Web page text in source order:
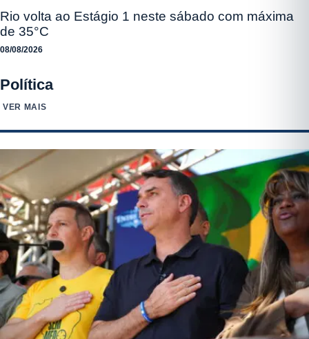
Rio volta ao Estágio 1 neste sábado com máxima
de 35°C
08/08/2026
Política
VER MAIS